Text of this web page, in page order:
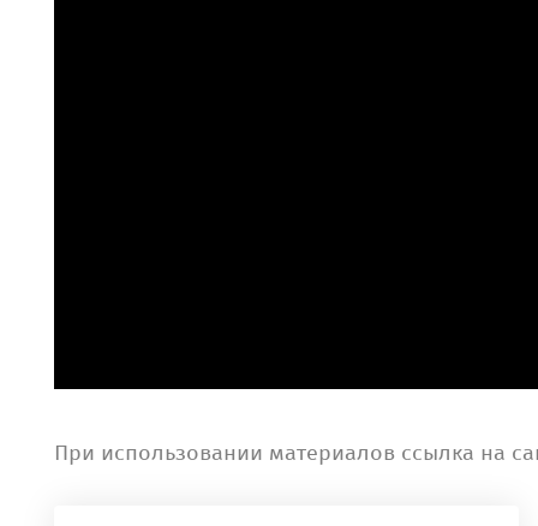
При использовании материалов ссылка на